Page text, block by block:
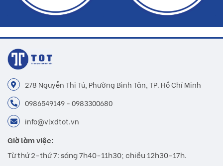
278 Nguyễn Thị Tú, Phường Bình Tân, TP. Hồ Chí Minh
0986549149 - 0983300680
info@vlxdtot.vn
Giờ làm việc:
Từ thứ 2-thứ 7: sáng 7h40-11h30; chiều 12h30-17h.